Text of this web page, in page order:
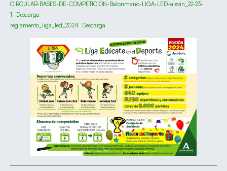
CIRCULAR-BASES-DE-COMPETICION-Balonmano-LIGA-LED-alevin_22-23-
1
Descarga
reglamento_liga_led_2024
Descarga